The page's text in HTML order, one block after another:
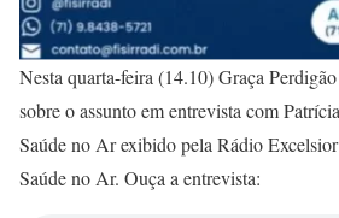
Nesta quarta-feira (14.10) Graça
sobre o assunto em entrevista com
Saúde no Ar exibido pela Rádio
Saúde no Ar. Ouça a entrevista: